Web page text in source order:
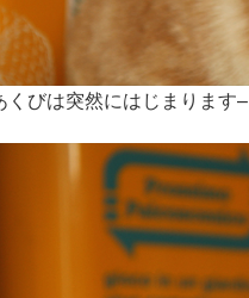
くびは突然にはじまります–